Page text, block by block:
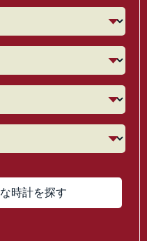
な時計を探す